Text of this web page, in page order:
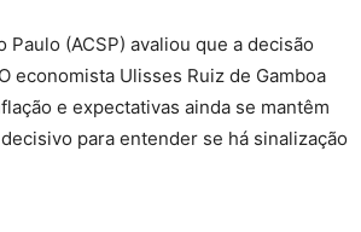
(ACSP) avaliou que a decisão
economista Ulisses Ruiz de Gamboa
e expectativas ainda se mantêm
para entender se há sinalização